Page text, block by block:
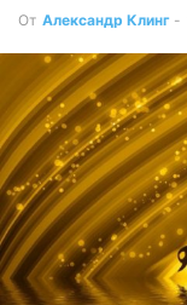
От Александр Клинг -